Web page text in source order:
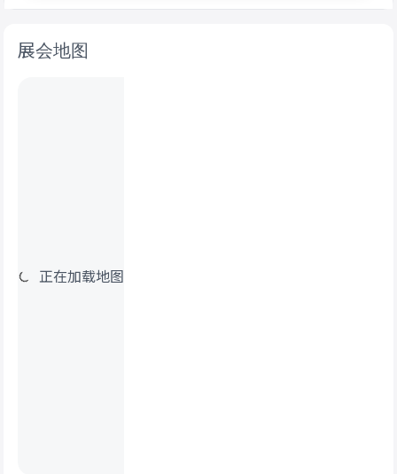
展会地图
正在加载地图